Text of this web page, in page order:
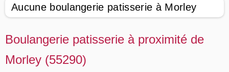
Aucune boulangerie patisserie à Morley
Boulangerie patisserie à proximité de
Morley (55290)